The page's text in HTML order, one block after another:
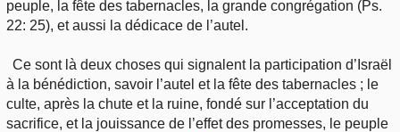
peuple, la fête des tabernacles, la grande congrégation (Ps.
22: 25), et aussi la dédicace de l’autel.
Ce sont là deux choses qui signalent la participation d’Israël
à la bénédiction, savoir l’autel et la fête des tabernacles ; le
culte, après la chute et la ruine, fondé sur l’acceptation du
sacrifice, et la jouissance de l’effet des promesses, le peuple